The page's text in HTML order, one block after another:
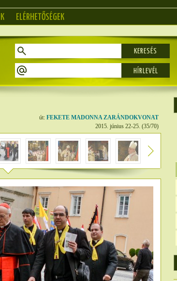
ELÉRHETŐSÉGEK
KERESÉS
út: FEKETE MADONNA ZARÁNDOKVONAT
2015. június 22-25. (35/70)